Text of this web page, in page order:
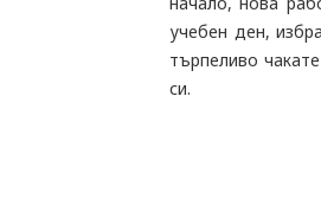
учебен ден,
търпеливо
си.